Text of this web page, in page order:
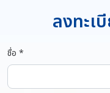
ลงทะเ
ชื่อ *